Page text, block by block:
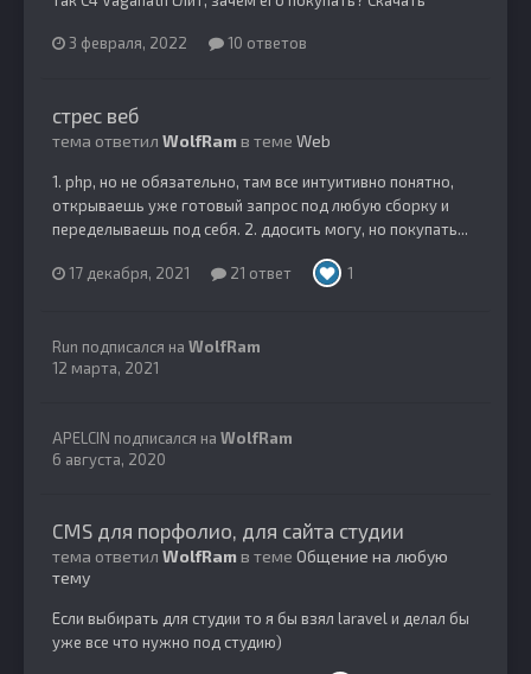
3 февраля, 2022 10 ответов
стрес веб
тема ответил WolfRam в теме Web
1. php, но не обязательно, там все интуитивно понятно,
открываешь уже готовый запрос под любую сборку и
переделываешь под себя. 2. ддосить могу, но покупать...
17 декабря, 2021 21 ответ 1
Run подписался на WolfRam
12 марта, 2021
APELCIN подписался на WolfRam
6 августа, 2020
CMS для порфолио, для сайта студии
тема ответил WolfRam в теме Общение на любую
тему
Если выбирать для студии то я бы взял laravel и делал бы
уже все что нужно под студию)